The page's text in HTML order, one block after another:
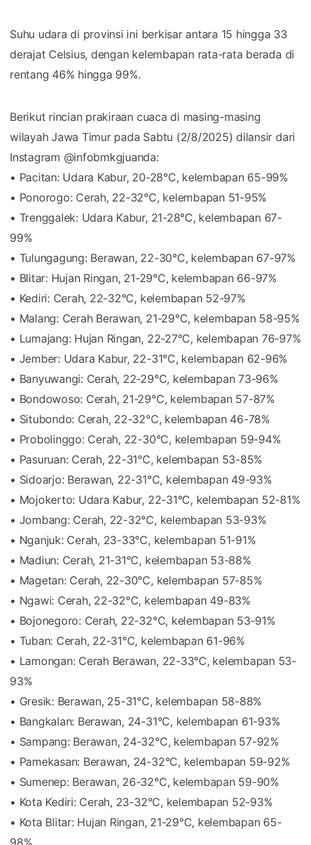
Suhu udara di provinsi ini berkisar antara 15 hingga 33
derajat Celsius, dengan kelembapan rata-rata berada di
rentang 46% hingga 99%.
Berikut rincian prakiraan cuaca di masing-masing
wilayah Jawa Timur pada Sabtu (2/8/2025) dilansir dari
Instagram @infobmkgjuanda:
• Pacitan: Udara Kabur, 20-28°C, kelembapan 65-99%
• Ponorogo: Cerah, 22-32°C, kelembapan 51-95%
• Trenggalek: Udara Kabur, 21-28°C, kelembapan 67-
99%
• Tulungagung: Berawan, 22-30°C, kelembapan 67-97%
• Blitar: Hujan Ringan, 21-29°C, kelembapan 66-97%
• Kediri: Cerah, 22-32°C, kelembapan 52-97%
• Malang: Cerah Berawan, 21-29°C, kelembapan 58-95%
• Lumajang: Hujan Ringan, 22-27°C, kelembapan 76-97%
• Jember: Udara Kabur, 22-31°C, kelembapan 62-96%
• Banyuwangi: Cerah, 22-29°C, kelembapan 73-96%
• Bondowoso: Cerah, 21-29°C, kelembapan 57-87%
• Situbondo: Cerah, 22-32°C, kelembapan 46-78%
• Probolinggo: Cerah, 22-30°C, kelembapan 59-94%
• Pasuruan: Cerah, 22-31°C, kelembapan 53-85%
• Sidoarjo: Berawan, 22-31°C, kelembapan 49-93%
• Mojokerto: Udara Kabur, 22-31°C, kelembapan 52-81%
• Jombang: Cerah, 22-32°C, kelembapan 53-93%
• Nganjuk: Cerah, 23-33°C, kelembapan 51-91%
• Madiun: Cerah, 21-31°C, kelembapan 53-88%
• Magetan: Cerah, 22-30°C, kelembapan 57-85%
• Ngawi: Cerah, 22-32°C, kelembapan 49-83%
• Bojonegoro: Cerah, 22-32°C, kelembapan 53-91%
• Tuban: Cerah, 22-31°C, kelembapan 61-96%
• Lamongan: Cerah Berawan, 22-33°C, kelembapan 53-
93%
• Gresik: Berawan, 25-31°C, kelembapan 58-88%
• Bangkalan: Berawan, 24-31°C, kelembapan 61-93%
• Sampang: Berawan, 24-32°C, kelembapan 57-92%
• Pamekasan: Berawan, 24-32°C, kelembapan 59-92%
• Sumenep: Berawan, 26-32°C, kelembapan 59-90%
• Kota Kediri: Cerah, 23-32°C, kelembapan 52-93%
• Kota Blitar: Hujan Ringan, 21-29°C, kelembapan 65-